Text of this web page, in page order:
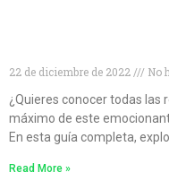
22 de diciembre de 2022
No
¿Quieres conocer todas las
máximo de este
En esta guía completa,
Read More »